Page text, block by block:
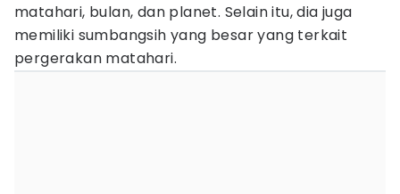
matahari, bulan, dan planet. Selain itu, dia juga
memiliki sumbangsih yang besar yang terkait
pergerakan matahari.